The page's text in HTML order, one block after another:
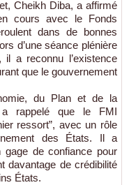
Cheikh Diba, a affirmé
cours avec le Fonds
dans de bonnes
d’une séance plénière
il a reconnu l’existence
que le gouvernement
du Plan et de la
a rappelé que le FMI
ressort”, avec un rôle
des États. Il a
gage de confiance pour
davantage de crédibilité
États.